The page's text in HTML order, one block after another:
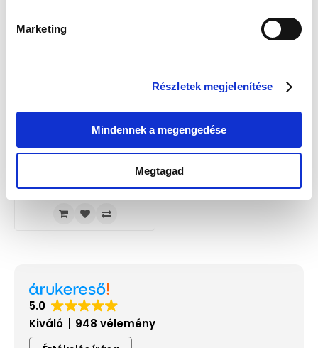
Marketing
Részletek megjelenítése
Mindennek a megengedése
Megtagad
Certina C032.951.33.361.00 Női
Karóra - DS Action Lady 29mm
269 900 Ft